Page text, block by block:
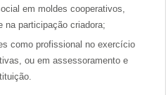
em moldes cooperativos,
na participação criadora;
como profissional no exercício
ou em assessoramento e